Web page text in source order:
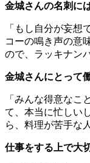
金城さんの名刺に
「もし自分が妄
コーの鳴き声の意
ので、ラッキナン
金城さんにとって
「みんな得意な
て、本当に忙しい
ら、料理が苦手な
仕事をする上で大